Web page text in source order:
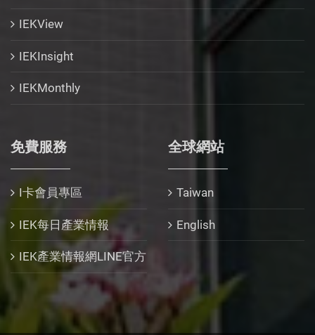
IEKView
IEKInsight
IEKMonthly
免費服務
I卡會員專區
IEK每日產業情報
IEK產業情報網LINE官方
全球網站
Taiwan
English